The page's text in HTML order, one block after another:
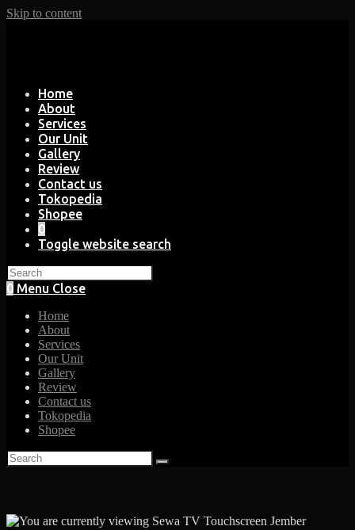
Skip to content
Home
About
Services
Our Unit
Gallery
Review
Contact us
Tokopedia
Shopee
0
Toggle website search
0 Menu Close
Home
About
Services
Our Unit
Gallery
Review
Contact us
Tokopedia
Shopee